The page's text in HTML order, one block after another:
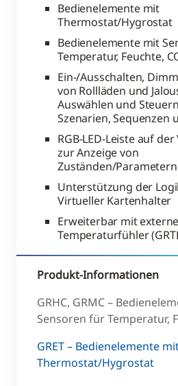
Bedienelemente mit
Thermostat/Hygrostat
Bedienelemente mit
Temperatur, Feuchte,
Ein-/Ausschalten,
von Rollläden und
Auswählen und
Szenarien, Sequenzen
RGB-LED-Leiste auf
zur Anzeige von
Zuständen/Parametern
Unterstützung der
Virtueller Kartenhalter
Erweiterbar mit
Temperaturfühler
Produkt-Informationen
GRHC, GRMC –
Sensoren für Temperatur,
GRET – Bedienelemente
Thermostat/Hygrostat